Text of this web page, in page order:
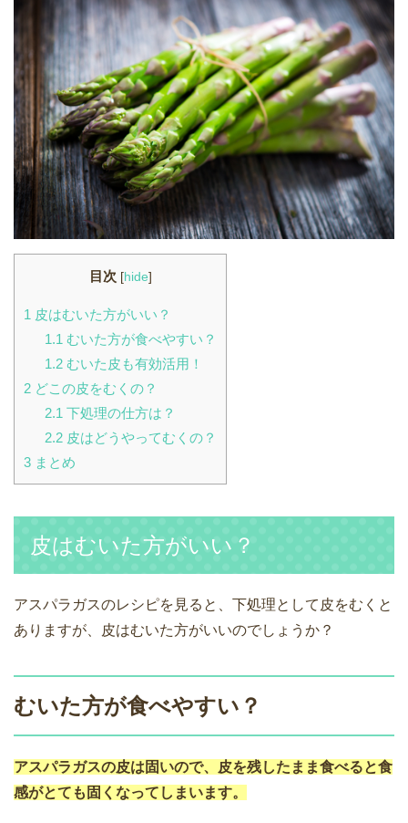
目次 [hide]
1 皮はむいた方がいい？
1.1むいた方が食べやすい？
1.2むいた皮も有効活用！
2 どこの皮をむくの？
2.1下処理の仕方は？
2.2皮はどうやってむくの？
3 まとめ
皮はむいた方がいい？
アスパラガスのレシピを見ると、下処理として皮をむくと
ありますが、皮はむいた方がいいのでしょうか？
むいた方が食べやすい？
アスパラガスの皮は固いので、皮を残したまま食べると食
感がとても固くなってしまいます。